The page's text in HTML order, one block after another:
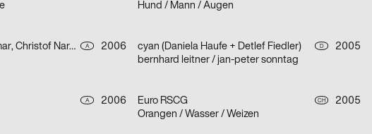
Hund / Mann / Augen
Thomas Geisler, Kramar, Christof Nardin A
2006
cyan (Daniela Haufe + Detlef Fiedler) D
2005
bernhard leitner / jan-peter sonntag
A
2006
Euro RSCG CH
2005
Orangen / Wasser / Weizen